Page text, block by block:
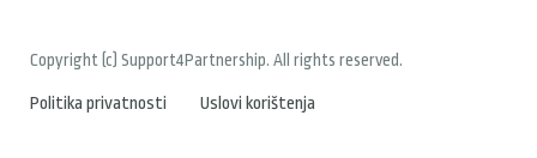
Copyright (c) Support4Partnership. All rights reserved.
Politika privatnosti Uslovi korištenja